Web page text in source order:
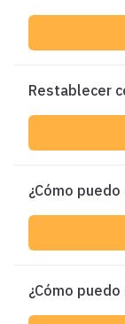
Restablecer
¿Cómo
¿Cómo